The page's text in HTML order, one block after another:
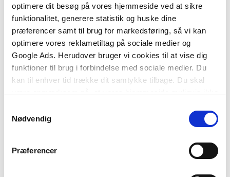
optimere dit besøg på vores hjemmeside ved at sikre
funktionalitet, generere statistik og huske dine
præferencer samt til brug for markedsføring, så vi kan
optimere vores reklametiltag på sociale medier og
Google Ads. Herudover bruger vi cookies til at vise dig
funktioner til brug i forbindelse med sociale medier. Du
kan til enhver tid trække dit samtykke tilbage. Du skal
tilbagetrækker et samtykke.
Nødvendig
Præferencer
Anvisningen henvender sig til byggeriets
rådgivende og projekterende parter samt
studerende.
Af samme forfatter